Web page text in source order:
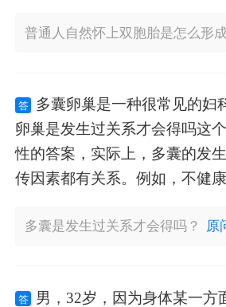
普通人自然怀上双胞胎是怎么形
答
多囊卵巢是一种很常见的妇
卵巢是发生过关系才会得吗这
性的答案，实际上，多囊的发
传因素都有关系。例如，不健
多囊是发生过关系才会得吗？ 原
答
男，32岁，因为身体某一方